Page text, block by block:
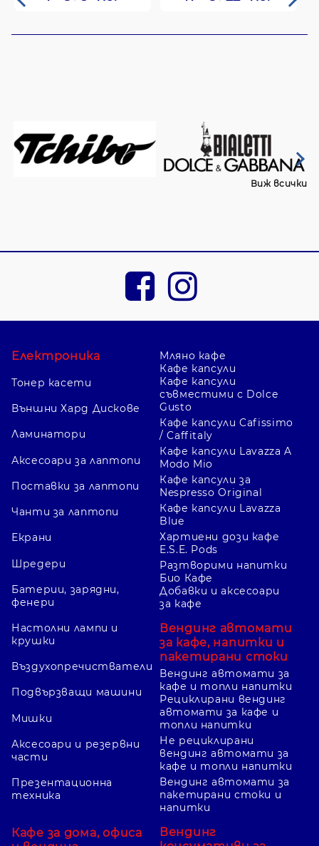
Виж всички
Електроника
Тонер касети
Външни Хард Дискове
Ламинатори
Аксесоари за лаптопи
Поставки за лаптопи
Чанти за лаптопи
Екрани
Шредери
Батерии, зарядни,
фенери
Настолни лампи и
крушки
Въздухопречистватели
Подвързващи машини
Мишки
Аксесоари и резервни
части
Презентационна
техника
Кафе за дома, офиса
Мляно кафе
Кафе капсули
Кафе капсули
съвместими с Dolce
Gusto
Кафе капсули Cafissimo
/ Caffitaly
Кафе капсули Lavazza A
Modo Mio
Кафе капсули за
Nespresso Original
Кафе капсули Lavazza
Blue
Хартиени дози кафе
E.S.E. Pods
Разтворими напитки
Био Кафе
Добавки и аксесоари
за кафе
Вендинг автомати
за кафе, напитки и
пакетирани стоки
Вендинг автомати за
кафе и топли напитки
Рециклирани вендинг
автомати за кафе и
топли напитки
Не рециклирани
вендинг автомати за
кафе и топли напитки
Вендинг автомати за
пакетирани стоки и
напитки
Вендинг